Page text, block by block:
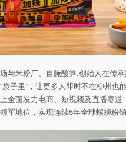
与米粉厂、自腌酸笋,创始人在传
子里”，让更多人即时不在柳州也
全面发力电商、短视频及直播赛
地位，实现连续5年全球螺蛳粉销